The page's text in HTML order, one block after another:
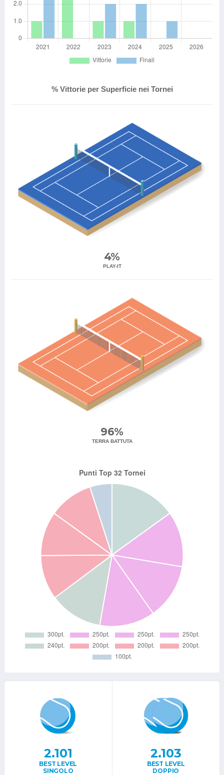
% Vittorie per Superficie nei Tornei
4%
PLAY-IT
96%
TERRA BATTUTA
2.101
BEST LEVEL
SINGOLO
2.103
BEST LEVEL
DOPPIO